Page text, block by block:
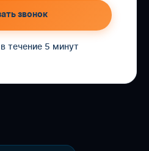
звонок
течение 5 минут